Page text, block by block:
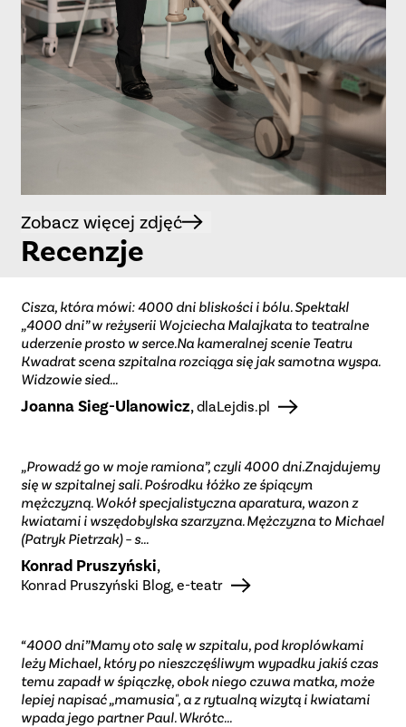
Zobacz więcej zdjęć
Recenzje
Cisza, która mówi: 4000 dni bliskości i bólu. Spektakl
„4000 dni” w reżyserii Wojciecha Malajkata to teatralne
uderzenie prosto w serce.Na kameralnej scenie Teatru
Kwadrat scena szpitalna rozciąga się jak samotna wyspa.
Widzowie sied...
Joanna Sieg-Ulanowicz, dlaLejdis.pl
„Prowadź go w moje ramiona”, czyli 4000 dni.Znajdujemy
się w szpitalnej sali. Pośrodku łóżko ze śpiącym
mężczyzną. Wokół specjalistyczna aparatura, wazon z
kwiatami i wszędobylska szarzyzna. Mężczyzna to Michael
(Patryk Pietrzak) – s...
Konrad Pruszyński,
Konrad Pruszyński Blog, e-teatr
“4000 dni”Mamy oto salę w szpitalu, pod kroplówkami
leży Michael, który po nieszczęśliwym wypadku jakiś czas
temu zapadł w śpiączkę, obok niego czuwa matka, może
lepiej napisać „mamusia", a z rytualną wizytą i kwiatami
wpada jego partner Paul. Wkrótc...